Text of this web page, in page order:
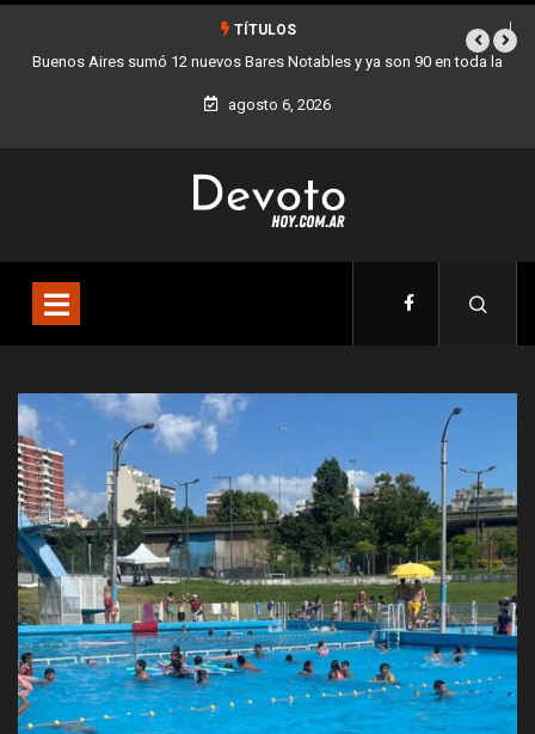
TÍTULOS
en toda la Los stands móviles de la Ciudad llegan esta semana a Villa
agosto 6, 2026